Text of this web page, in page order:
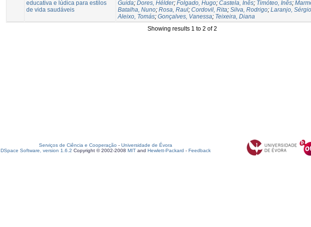
educativa e lúdica para estilos
de vida saudáveis
Guida; Dores, Hélder; Folgado, Hugo; Castela, Inês; Timóteo, Inês;
Batalha, Nuno; Rosa, Raul; Cordovil, Rita; Silva, Rodrigo; Laranjo, Sérgio
Aleixo, Tomás; Gonçalves, Vanessa; Teixeira, Diana
Showing results 1 to 2 of 2
Serviços de Ciência e Cooperação - Universidade de Évora
DSpace Software, version 1.6.2 Copyright © 2002-2008 MIT and Hewlett-Packard - Feedback